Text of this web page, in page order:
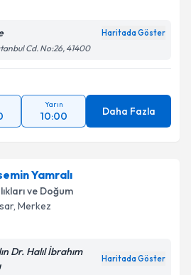
kabul ediyorum.Haritada Göster
Cd. No:26, 41400
Yarın
10:00 Daha Fazla
Yamralı
ve Doğum
, Merkez
Dr. Halıl İbrahım
Haritada Göster